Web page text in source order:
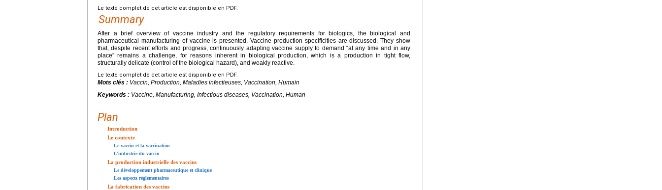
Le texte complet de cet article est disponible en PDF.
Summary
After a brief overview of vaccine industry and the regulatory requirements for biologics, the biological and
pharmaceutical manufacturing of vaccine is presented. Vaccine production specificities are discussed. They show
that, despite recent efforts and progress, continuously adapting vaccine supply to demand “at any time and in any
place” remains a challenge, for reasons inherent in biological production, which is a production in tight flow,
structurally delicate (control of the biological hazard), and weakly reactive.
Le texte complet de cet article est disponible en PDF.
Mots clés : Vaccin, Production, Maladies infectieuses, Vaccination, Humain
Keywords : Vaccine, Manufacturing, Infectious diseases, Vaccination, Human
Plan
Introduction
Le contexte
Le vaccin et la vaccination
L’industrie du vaccin
La production industrielle des vaccins
Le développement pharmaceutique et clinique
Les aspects réglementaires
La fabrication des vaccins